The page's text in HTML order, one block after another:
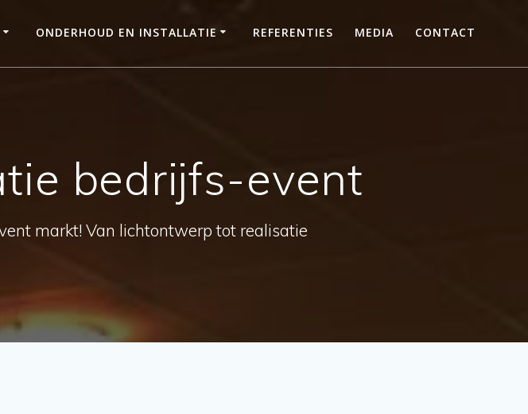
ONDERHOUD EN INSTALLATIE REFERENTIES MEDIA CONTACT
bedrijfs-event
markt! Van lichtontwerp tot realisatie